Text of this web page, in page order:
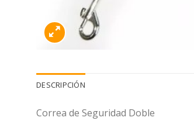
DESCRIPCIÓN
Correa de Seguridad Doble